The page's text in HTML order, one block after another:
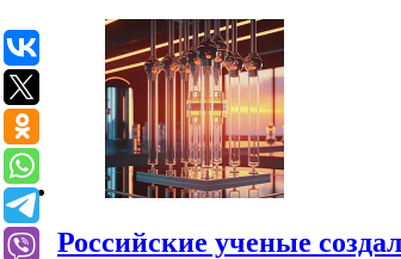
Российские ученые